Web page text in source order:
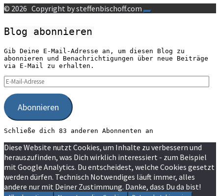
© 2026 Copyright by steffenbischoff.com
Blog abonnieren
Gib Deine E-Mail-Adresse an, um diesen Blog zu
abonnieren und Benachrichtigungen über neue Beiträge
via E-Mail zu erhalten.
E-
Mail-
Adresse
Abonnieren
Schließe dich 83 anderen Abonnenten an
Diese Website nutzt Cookies, um Inhalte zu verbessern und
herauszufinden, was Dich wirklich interessiert - zum Beispiel
mit Google Analytics. Du entscheidest, welche Cookies gesetzt
werden dürfen. Technisch Notwendiges läuft immer, alles
andere nur mit Deiner Zustimmung. Danke, dass Du da bist!